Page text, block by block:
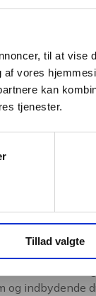
til at vise
vores
kan
tjenester.
Tillad valgte
at
Køb
te er 100%
trækketid 3-4
er appelsin
velsmagende
hvilket
og indbydende